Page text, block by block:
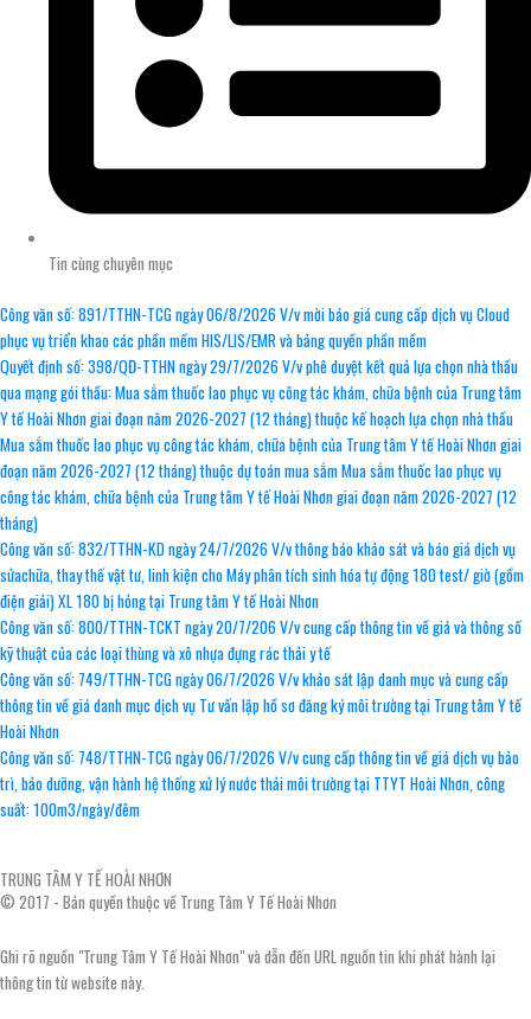
Tin cùng chuyên mục
Công văn số: 891/TTHN-TCG ngày 06/8/2026 V/v mời báo giá cung cấp dịch vụ Cloud
phục vụ triển khao các phần mềm HIS/LIS/EMR và bảng quyền phần mềm
Quyết định số: 398/QĐ-TTHN ngày 29/7/2026 V/v phê duyệt kết quả lựa chọn nhà thầu
qua mạng gói thầu: Mua sắm thuốc lao phục vụ công tác khám, chữa bệnh của Trung tâm
Y tế Hoài Nhơn giai đoạn năm 2026-2027 (12 tháng) thuộc kế hoạch lựa chọn nhà thầu
Mua sắm thuốc lao phục vụ công tác khám, chữa bệnh của Trung tâm Y tế Hoài Nhơn giai
đoạn năm 2026-2027 (12 tháng) thuộc dự toán mua sắm Mua sắm thuốc lao phục vụ
công tác khám, chữa bệnh của Trung tâm Y tế Hoài Nhơn giai đoạn năm 2026-2027 (12
tháng)
Công văn số: 832/TTHN-KD ngày 24/7/2026 V/v thông báo khảo sát và báo giá dịch vụ
sửachữa, thay thế vật tư, linh kiện cho Máy phân tích sinh hóa tự động 180 test/ giờ (gồm
điện giải) XL 180 bị hỏng tại Trung tâm Y tế Hoài Nhơn
Công văn số: 800/TTHN-TCKT ngày 20/7/206 V/v cung cấp thông tin về giá và thông số
kỹ thuật của các loại thùng và xô nhựa đựng rác thải y tế
Công văn số: 749/TTHN-TCG ngày 06/7/2026 V/v khảo sát lập danh mục và cung cấp
thông tin về giá danh mục dịch vụ Tư vấn lập hồ sơ đăng ký môi trường tại Trung tâm Y tế
Hoài Nhơn
Công văn số: 748/TTHN-TCG ngày 06/7/2026 V/v cung cấp thông tin về giá dịch vụ bảo
trì, bảo dưỡng, vận hành hệ thống xử lý nước thải môi trường tại TTYT Hoài Nhơn, công
suất: 100m3/ngày/đêm
TRUNG TÂM Y TẾ HOÀI NHƠN
© 2017 - Bản quyền thuộc về Trung Tâm Y Tế Hoài Nhơn
Ghi rõ nguồn "Trung Tâm Y Tế Hoài Nhơn" và dẫn đến URL nguồn tin khi phát hành lại
thông tin từ website này.